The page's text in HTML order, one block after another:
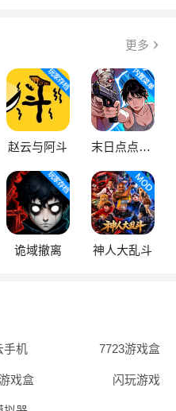
更多
赵云与阿斗 末日点点（辅助菜单）
诡域撤离 神人大乱斗
手机 7723游戏盒
戏盒 闪玩游戏